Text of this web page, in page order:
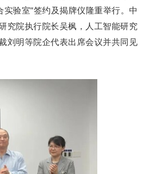
验室"签约及揭牌仪隆重举行。中
究院执行院长吴枫，人工智能研究
刘明等院企代表出席会议并共同见